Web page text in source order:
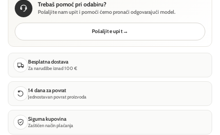
Trebaš pomoć pri odabiru?
Pošaljite nam upit i pomoći ćemo pronaći odgovarajući model.
Pošaljite upit→
Besplatna dostava
Za narudžbe iznad 100 €
14 dana za povrat
Jednostavan povrat proizvoda
Sigurna kupovina
Zaštićen način plaćanja